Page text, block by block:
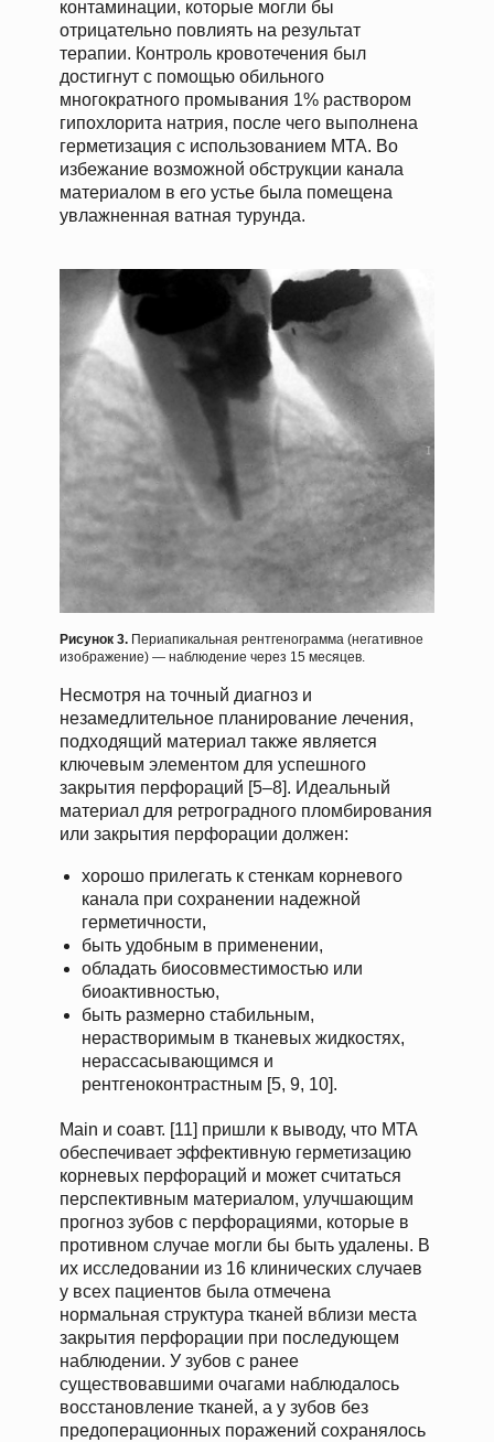
контаминации, которые могли бы
отрицательно повлиять на результат
терапии. Контроль кровотечения был
достигнут с помощью обильного
многократного промывания 1% раствором
гипохлорита натрия, после чего выполнена
герметизация с использованием MTA. Во
избежание возможной обструкции канала
материалом в его устье была помещена
увлажненная ватная турунда.
Рисунок 3. Периапикальная рентгенограмма (негативное
изображение) — наблюдение через 15 месяцев.
Несмотря на точный диагноз и
незамедлительное планирование лечения,
подходящий материал также является
ключевым элементом для успешного
закрытия перфораций [5–8]. Идеальный
материал для ретроградного пломбирования
или закрытия перфорации должен:
Main и соавт. [11] пришли к выводу, что MTA
обеспечивает эффективную герметизацию
корневых перфораций и может считаться
перспективным материалом, улучшающим
прогноз зубов с перфорациями, которые в
противном случае могли бы быть удалены. В
их исследовании из 16 клинических случаев
у всех пациентов была отмечена
нормальная структура тканей вблизи места
закрытия перфорации при последующем
наблюдении. У зубов с ранее
существовавшими очагами наблюдалось
восстановление тканей, а у зубов без
предоперационных поражений сохранялось
хорошо прилегать к стенкам корневого
канала при сохранении надежной
герметичности,
быть удобным в применении,
обладать биосовместимостью или
биоактивностью,
быть размерно стабильным,
нерастворимым в тканевых жидкостях,
нерассасывающимся и
рентгеноконтрастным [5, 9, 10].